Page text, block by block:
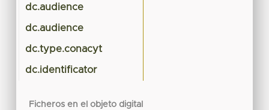
dc.audience
dc.audience
dc.type.conacyt
dc.identificator
Ficheros en el objeto digital